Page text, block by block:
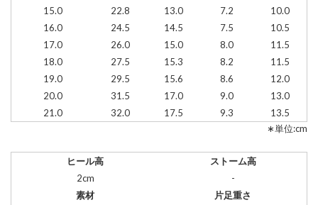
15.0
22.8 13.0 7.2
10.0
16.0
24.5 14.5 7.5
10.5
17.0
26.0 15.0 8.0
11.5
18.0
27.5 15.3 8.2
11.5
19.0
29.5 15.6 8.6
12.0
20.0
31.5 17.0 9.0
13.0
21.0
32.0 17.5 9.3
13.5
∗単位:cm
ヒール高
ストーム高
2cm
-
素材
片足重さ